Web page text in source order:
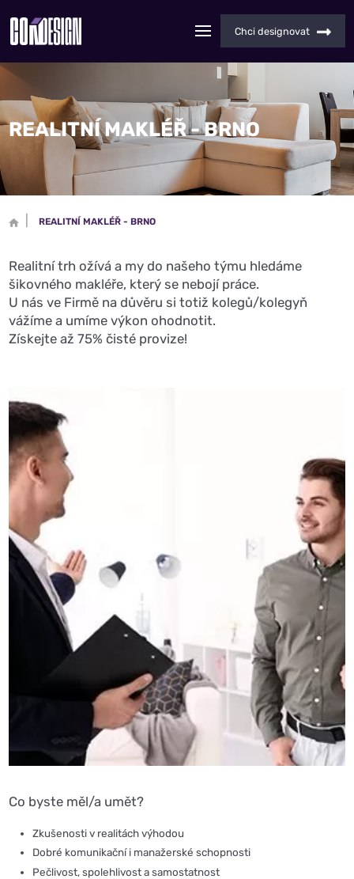
Chci designovat
REALITNÍ MAKLÉŘ - BRNO
REALITNÍ MAKLÉŘ - BRNO
Realitnítrh ožívá a my do našeho týmu hledáme
šikovného makléře, který se nebojí práce.
U nás ve Firmě na důvěru si totiž kolegů/kolegyň
vážíme a umíme výkon ohodnotit.
Získejte až 75% čisté provize!
Co byste měl/a umět?
Zkušenosti v realitách výhodou
Dobré komunikační i manažerské schopnosti
Pečlivost, spolehlivost a samostatnost